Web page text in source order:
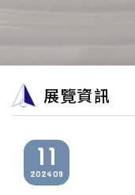
展覽資訊
11
09
2024